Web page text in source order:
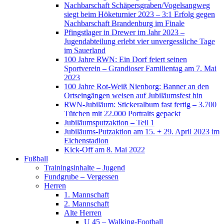
Nachbarschaft Schäpersgraben/Vogelsangweg
siegt beim Höketurnier 2023 – 3:1 Erfolg gegen
Nachbarschaft Brandenburg im Finale
Pfingstlager in Drewer im Jahr 2023 –
Jugendabteilung erlebt vier unvergessliche Tage
im Sauerland
100 Jahre RWN: Ein Dorf feiert seinen
Sportverein – Grandioser Familientag am 7. Mai
2023
100 Jahre Rot-Weiß Nienborg: Banner an den
Ortseingängen weisen auf Jubiläumsfest hin
RWN-Jubiläum: Stickeralbum fast fertig – 3.700
Tütchen mit 22.000 Portraits gepackt
Jubiläumsputzaktion – Teil 1
Jubiläums-Putzaktion am 15. + 29. April 2023 im
Eichenstadion
Kick-Off am 8. Mai 2022
Fußball
Trainingsinhalte – Jugend
Fundgrube – Vergessen
Herren
1. Mannschaft
2. Mannschaft
Alte Herren
U 45 – Walking-Football